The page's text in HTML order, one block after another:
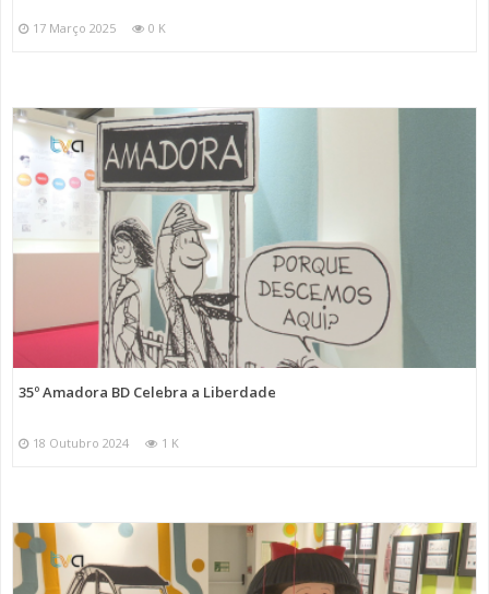
17 Março 2025 0 K
35º Amadora BD Celebra a Liberdade
18 Outubro 2024 1 K